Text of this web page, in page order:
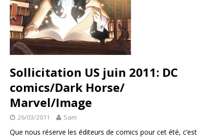
Sollicitation US juin 2011: DC
comics/Dark Horse/
Marvel/Image
26/03/2011 Sam
Que nous réserve les éditeurs de comics pour cet été, c’est